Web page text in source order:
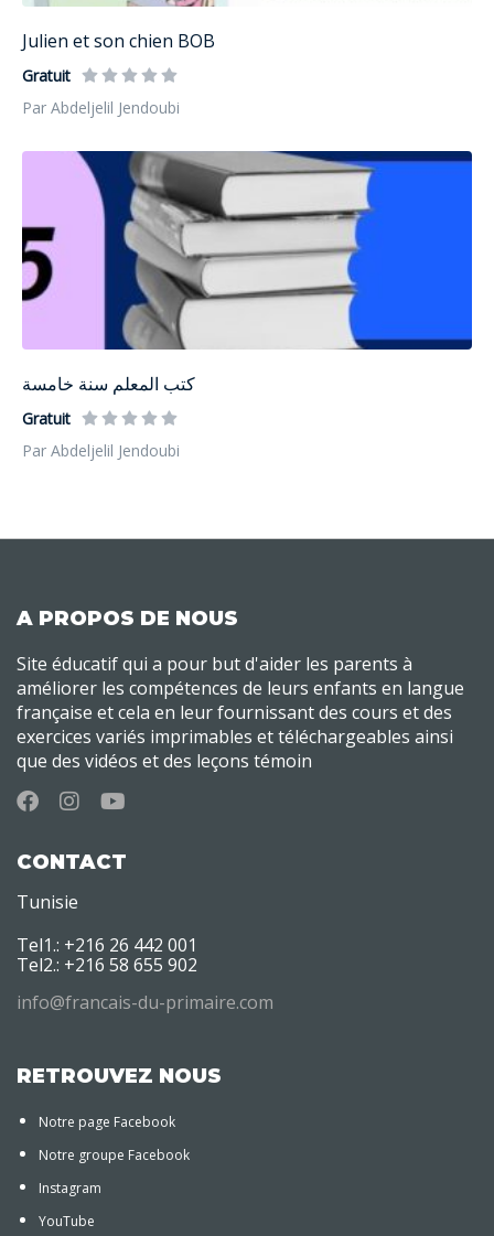
Julien et son chien BOB
Gratuit
Par Abdeljelil Jendoubi
كتب المعلم سنة خامسة
Gratuit
Par Abdeljelil Jendoubi
A PROPOS DE NOUS
Site éducatif qui a pour but d'aider les parents à
améliorer les compétences de leurs enfants en langue
française et cela en leur fournissant des cours et des
exercices variés imprimables et téléchargeables ainsi
que des vidéos et des leçons témoin
CONTACT
Tunisie
Tel1.: +216 26 442 001
Tel2.: +216 58 655 902
info@francais-du-primaire.com
RETROUVEZ NOUS
Notre page Facebook
Notre groupe Facebook
Instagram
YouTube